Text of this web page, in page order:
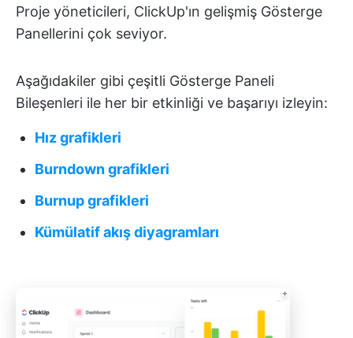
Proje yöneticileri, ClickUp'ın gelişmiş Gösterge
Panellerini çok seviyor.
Aşağıdakiler gibi çeşitli Gösterge Paneli
Bileşenleri ile her bir etkinliği ve başarıyı izleyin:
Hız grafikleri
Burndown grafikleri
Burnup grafikleri
Kümülatif akış diyagramları